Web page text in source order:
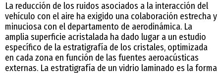
La reducción de los ruidos asociados a la interacción del
vehículo con el aire ha exigido una colaboración estrecha y
minuciosa con el departamento de aerodinámica. La
amplia superficie acristalada ha dado lugar a un estudio
específico de la estratigrafía de los cristales, optimizada
en cada zona en función de las fuentes aeroacústicas
externas. La estratigrafía de un vidrio laminado es la forma